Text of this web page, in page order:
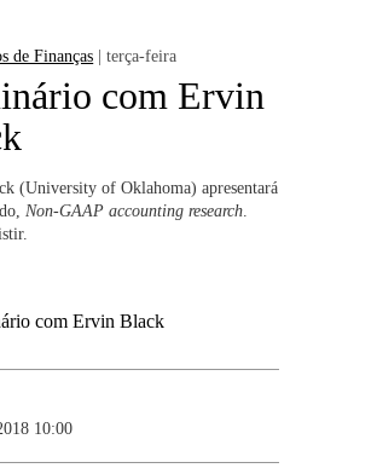
de Finanças | terça-feira
com Ervin
(University of Oklahoma) apresentará
Non-GAAP accounting research
10:00